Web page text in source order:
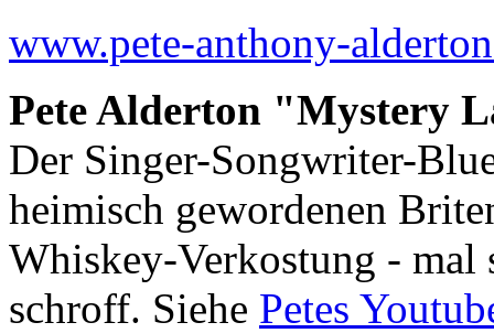
www.pete-anthony-
Pete Alderton "Mystery
Der Singer-Songwriter-
heimisch gewordenen
Whiskey-Verkostung - mal
schroff. Siehe Petes